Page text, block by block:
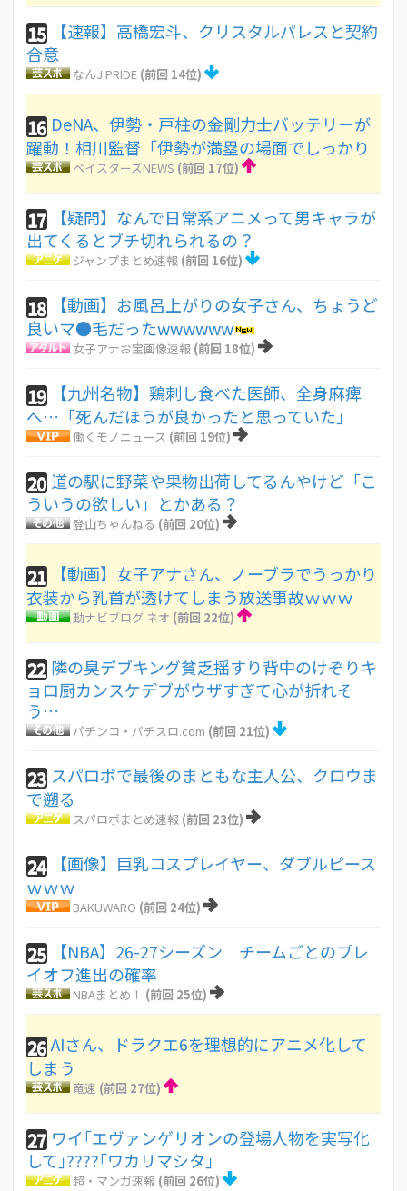
15
【速報】高橋宏斗、クリスタルパレスと契約
合意
なんJ PRIDE (前回 14位)
16 DeNA、伊勢・戸柱の金剛力士バッテリーが
躍動！相川監督「伊勢が満塁の場面でしっかり
ベイスターズNEWS (前回 17位)
17
【疑問】なんで日常系アニメって男キャラが
出てくるとブチ切れられるの？
ジャンプまとめ速報 (前回 16位)
18
【動画】お風呂上がりの女子さん、ちょうど
良いマ●毛だったwwwwww
女子アナお宝画像速報 (前回 18位)
19
【九州名物】鶏刺し食べた医師、全身麻痺
へ…「死んだほうが良かったと思っていた」
働くモノニュース (前回 19位)
20 道の駅に野菜や果物出荷してるんやけど「こ
ういうの欲しい」とかある？
登山ちゃんねる (前回 20位)
21
【動画】女子アナさん、ノーブラでうっかり
衣装から乳首が透けてしまう放送事故ｗｗｗ
動ナビブログ ネオ (前回 22位)
22 隣の臭デブキング貧乏揺すり背中のけぞりキ
ョロ厨カンスケデブがウザすぎて心が折れそ
う…
パチンコ・パチスロ.com (前回 21位)
23 スパロボで最後のまともな主人公、クロウま
で遡る
スパロボまとめ速報 (前回 23位)
24
【画像】巨乳コスプレイヤー、ダブルピース
ｗｗｗ
BAKUWARO (前回 24位)
25
【NBA】26-27シーズン チームごとのプレ
イオフ進出の確率
NBAまとめ！ (前回 25位)
26AIさん、ドラクエ6を理想的にアニメ化して
しまう
竜速 (前回 27位)
27 ワイ｢エヴァンゲリオンの登場人物を実写化
して｣????｢ワカリマシタ｣
超・マンガ速報 (前回 26位)